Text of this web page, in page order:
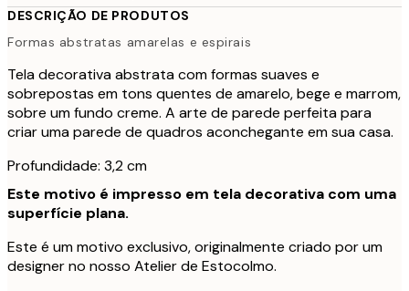
DESCRIÇÃO DE PRODUTOS
Formas abstratas amarelas e espirais
Tela decorativa abstrata com formas suaves e
sobrepostas em tons quentes de amarelo, bege e marrom,
sobre um fundo creme. A arte de parede perfeita para
criar uma parede de quadros aconchegante em sua casa.
Profundidade: 3,2 cm
Este motivo é impresso em tela decorativa com uma
superfície plana.
Este é um motivo exclusivo, originalmente criado por um
designer no nosso Atelier de Estocolmo.